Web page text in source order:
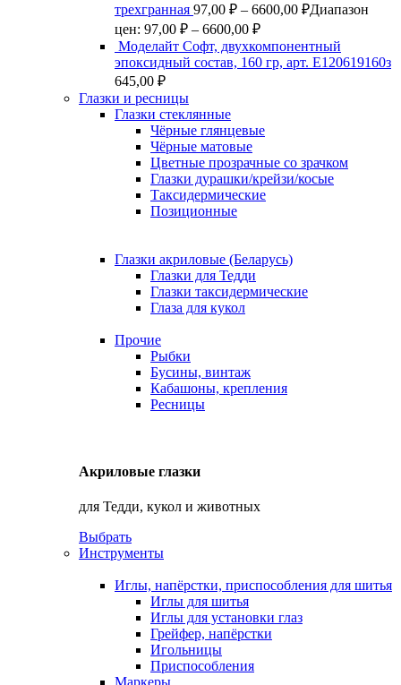
трехгранная 97,00 ₽ – 6600,00 ₽Диапазон
цен: 97,00 ₽ – 6600,00 ₽
Моделайт Софт, двухкомпонентный
эпоксидный состав, 160 гр, арт. Е120619160з
645,00 ₽
Глазки и ресницы
Глазки стеклянные
Чёрные глянцевые
Чёрные матовые
Цветные прозрачные со зрачком
Глазки дурашки/крейзи/косые
Таксидермические
Позиционные
Глазки акриловые (Беларусь)
Глазки для Тедди
Глазки таксидермические
Глаза для кукол
Прочие
Рыбки
Бусины, винтаж
Кабашоны, крепления
Ресницы
Акриловые глазки
для Тедди, кукол и животных
Выбрать
Инструменты
Иглы, напёрстки, приспособления для шитья
Иглы для шитья
Иглы для установки глаз
Грейфер, напёрстки
Игольницы
Приспособления